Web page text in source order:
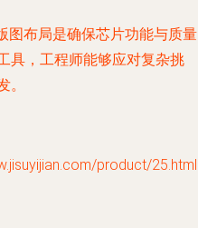
图布局是确保芯片功能与质
具，工程师能够应对复杂挑
product/25.html